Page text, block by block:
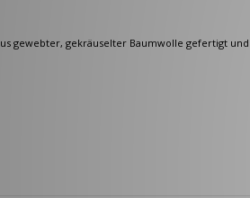
gewebter, gekräuselter Baumwolle gefertigt